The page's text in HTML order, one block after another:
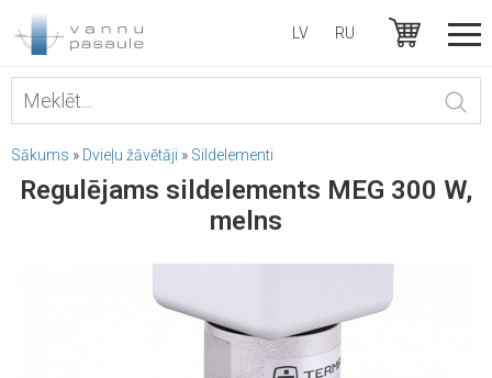
LV RU
Sākums » Dvieļu žāvētāji » Sildelementi
Regulējams sildelements MEG 300 W,
melns